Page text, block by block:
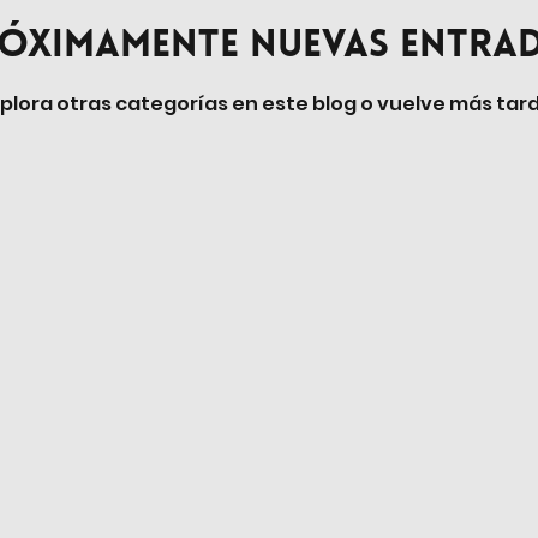
nuevas
otras categorías en este blog o vuelve más